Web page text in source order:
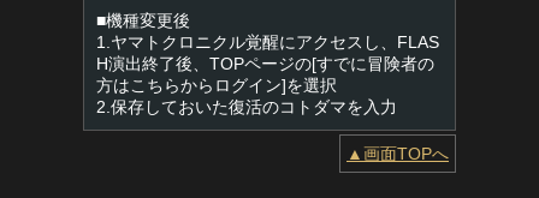
■機種変更後
1.ヤマトクロニクル覚醒にアクセスし、FLAS
H演出終了後、TOPページの[すでに冒険者の
方はこちらからログイン]を選択
2.保存しておいた復活のコトダマを入力
▲画面TOPへ